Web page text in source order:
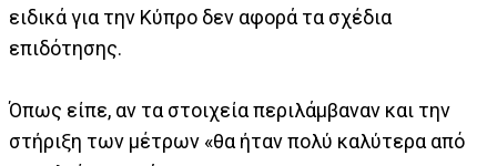
ειδικά για την Κύπρο δεν αφορά τα σχέδια
επιδότησης.
Όπως είπε, αν τα στοιχεία περιλάμβαναν και την
στήριξη των μέτρων «θα ήταν πολύ καλύτερα από